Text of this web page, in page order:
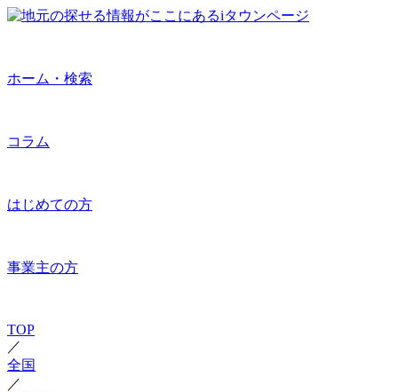
ホーム・検索
コラム
はじめての方
事業主の方
TOP
／
全国
／